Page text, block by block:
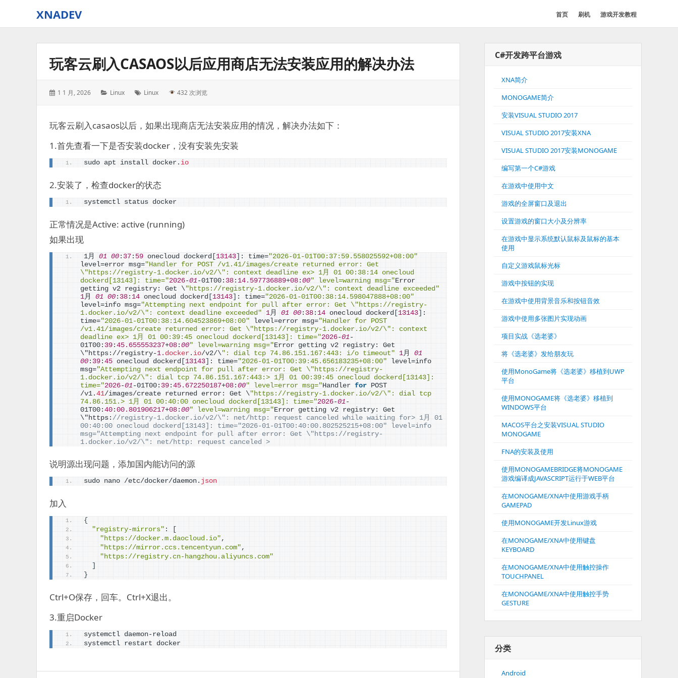
XNADEV 首页 刷机 游戏开发教程
玩客云刷入CASAOS以后应用商店无法安装应用的解决办法
Posted
1 1 月, 2026 Categories:
Linux Tags:
Linux 432 次浏览
玩客云刷入casaos以后，如果出现商店无法安装应用的情况，解决办法如下：
1.首先查看一下是否安装docker，没有安装先安装
sudo apt install docker. io
2.安装了，检查docker的状态
systemctl status docker
正常情况是Active: active (running)
如果出现
1月 01 00 : 37 : 59 onecloud dockerd 13143 : time="2026-01-01T00:37:59.558025592+08:00"
level=error msg="Handler for POST /v1.41/images/create returned error: Get
\"https://registry-1.docker.io/v2/\": context deadline ex> 1月 01 00:38:14 onecloud
dockerd[13143]: time="2026-01-01T00: 38 : 14.597736889+08 : 00" level=warning msg="Error
getting v2 registry: Get \"https://registry-1.docker.io/v2/\": context deadline exceeded"
1月 01 00 : 38 : 14 onecloud dockerd 13143 : time="2026-01-01T00:38:14.598047888+08:00"
level=info msg="Attempting next endpoint for pull after error: Get \"https://registry-
1.docker.io/v2/\": context deadline exceeded"
1月 01 00 : 38 : 14 onecloud dockerd 13143
:
time="2026-01-01T00:38:14.604523869+08:00" level=error msg="Handler for POST
/v1.41/images/create returned error: Get \"https://registry-1.docker.io/v2/\": context
deadline ex> 1月 01 00:39:45 onecloud dockerd[13143]: time="2026-01-
01T00: 39 : 45.655553237+08 : 00" level=warning msg="Error getting v2 registry: Get
\"https://registry-1. docker . io/v2/\": dial tcp 74.86.151.167:443: i/o timeout" 1月 01
00 : 39 : 45 onecloud dockerd 13143 : time="2026-01-01T00:39:45.656183235+08:00" level=info
msg="Attempting next endpoint for pull after error: Get \"https://registry-
1.docker.io/v2/\": dial tcp 74.86.151.167:443:> 1月 01 00:39:45 onecloud dockerd[13143]:
time="2026-01-01T00: 39 : 45.672250187+08 : 00" level=error msg="Handler for POST
/v1. 41/images/create returned error: Get \"https://registry-1.docker.io/v2/\": dial tcp
74.86.151.> 1月 01 00:40:00 onecloud dockerd[13143]: time="2026-01 -
01T00: 40 : 00.801906217+08 : 00" level=warning msg="Error getting v2 registry: Get
\"https: //registry-1.docker.io/v2/\": net/http: request canceled while waiting for> 1月 01
00:40:00 onecloud dockerd[13143]: time="2026-01-01T00:40:00.802525215+08:00" level=info
msg="Attempting next endpoint for pull after error: Get \"https://registry-
1.docker.io/v2/\": net/http: request canceled >
说明源出现问题，添加国内能访问的源
sudo nano /etc/docker/daemon. json
加入
{
"registry-mirrors" :
"https://docker.m.daocloud.io" ,
"https://mirror.ccs.tencentyun.com" ,
"https://registry.cn-hangzhou.aliyuncs.com"
}
Ctrl+O保存，回车。Ctrl+X退出。
3.重启Docker
systemctl daemon-reload
systemctl restart docker
C#开发跨平台游戏
XNA简介
MONOGAME简介
安装VISUAL STUDIO 2017
VISUAL STUDIO 2017安装XNA
VISUAL STUDIO 2017安装MONOGAME
编写第一个C#游戏
在游戏中使用中文
游戏的全屏窗口及退出
设置游戏的窗口大小及分辨率
在游戏中显示系统默认鼠标及鼠标的基本
使用
自定义游戏鼠标光标
游戏中按钮的实现
在游戏中使用背景音乐和按钮音效
游戏中使用多张图片实现动画
项目实战《选老婆》
将《选老婆》发给朋友玩
使用MonoGame将《选老婆》移植到UWP
平台
使用MONOGAME将《选老婆》移植到
WINDOWS平台
MACOS平台之安装VISUAL STUDIO
MONOGAME
FNA的安装及使用
使用MONOGAMEBRIDGE将MONOGAME
游戏编译成JAVASCRIPT运行于WEB平台
在MONOGAME/XNA中使用游戏手柄
GAMEPAD
使用MONOGAME开发Linux游戏
在MONOGAME/XNA中使用键盘
KEYBOARD
在MONOGAME/XNA中使用触控操作
TOUCHPANEL
在MONOGAME/XNA中使用触控手势
GESTURE
分类
Android